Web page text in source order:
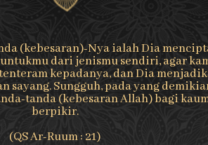
(kebesaran)-Nya ialah Dia
dari jenismu sendiri, agar
kepadanya, dan Dia
sayang. Sungguh, pada yang
tanda (kebesaran Allah) bagi
berpikir.
(QS Ar-Ruum : 21)